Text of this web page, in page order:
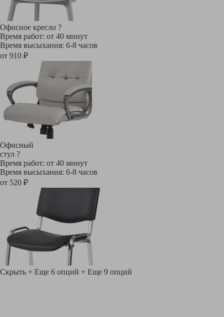
Офисное кресло ?
Время работ: от 40 минут
Время высыхания: 6-8 часов
от 910 ₽
Офисный
стул ?
Время работ: от 40 минут
Время высыхания: 6-8 часов
от 520 ₽
Скрыть + Еще 6 опций + Еще 9 опций